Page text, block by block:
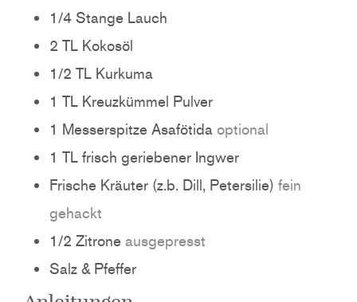
1/4 Stange Lauch
2 TL Kokosöl
1/2 TL Kurkuma
1 TL Kreuzkümmel Pulver
1 Messerspitze Asafötida optional
1 TL frisch geriebener Ingwer
Frische Kräuter (z.b. Dill, Petersilie) fein
gehackt
1/2 Zitrone ausgepresst
Salz & Pfeffer